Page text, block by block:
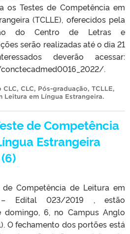
os Testes de Competência em
(TCLLE), oferecidos pela
do Centro de Letras e
serão realizadas até o dia 21
deverão acessar:
.
CLC, CLC, Pós-graduação, TCLLE,
Leitura em Língua Estrangeira.
de Competência
Estrangeira
Competência de Leitura em
– Edital 023/2019 , estão
domingo, 6, no Campus Anglo
O fechamento dos portões está